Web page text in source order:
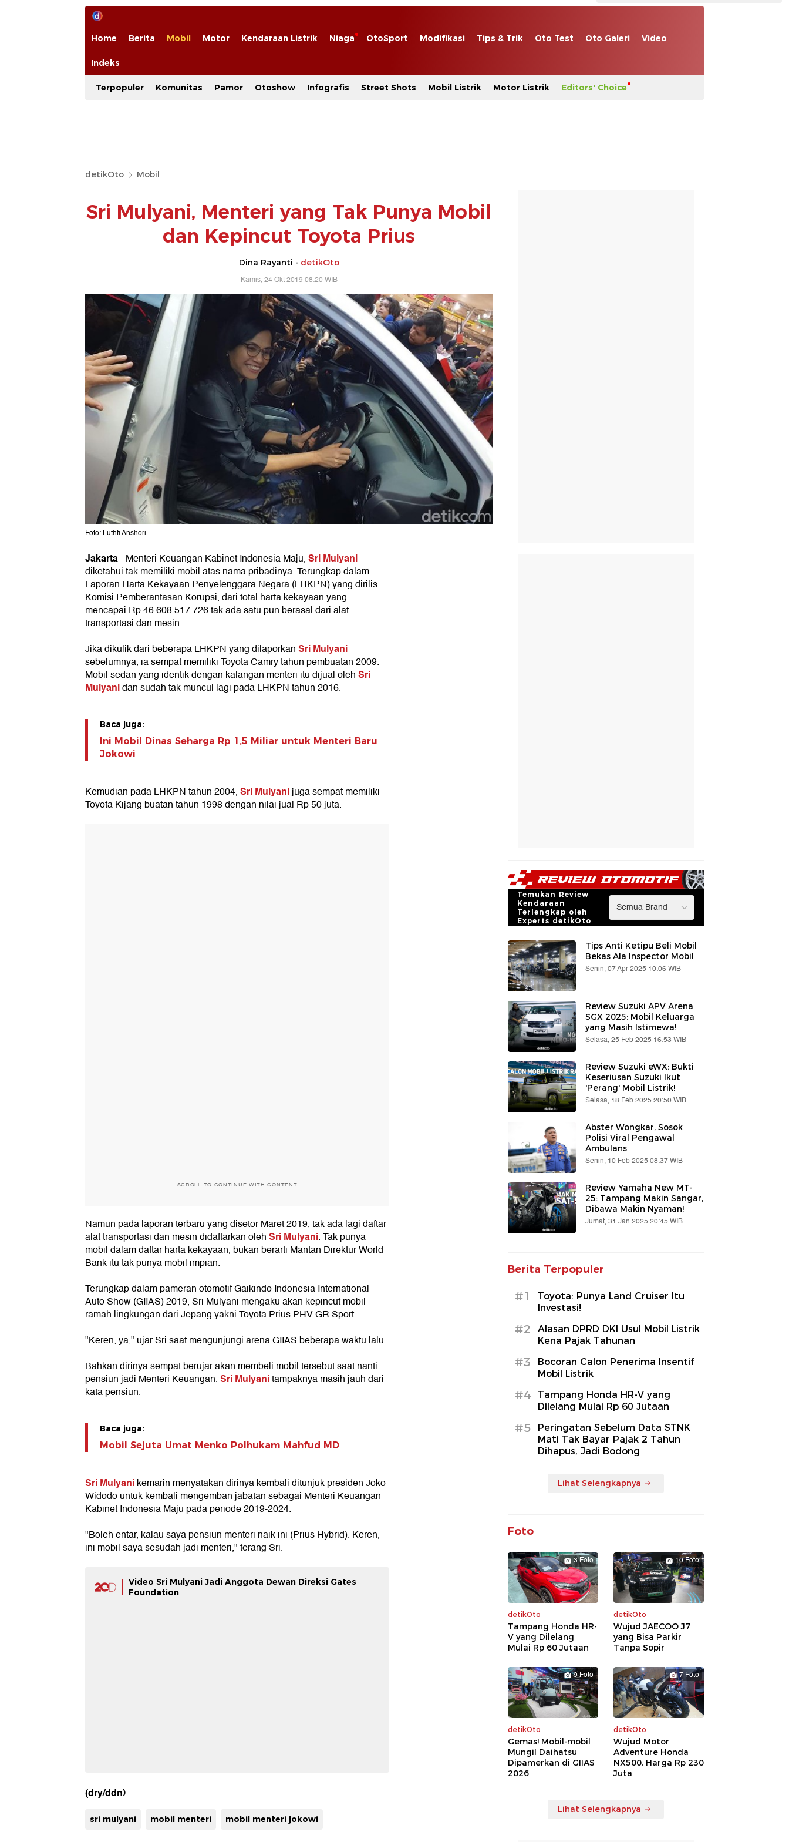
Home Berita Mobil Motor Kendaraan Listrik Niaga OtoSport Modifikasi Tips & Trik Oto Test Oto Galeri Video
Indeks
Terpopuler Komunitas Pamor Otoshow Infografis Street Shots Mobil Listrik Motor Listrik Editors' Choice
detikOto Mobil
Sri Mulyani, Menteri yang Tak Punya Mobil
dan Kepincut Toyota Prius
Dina Rayanti - detikOto
Kamis, 24 Okt 2019 08:20 WIB
Foto: Luthfi Anshori
Jakarta- Menteri Keuangan Kabinet Indonesia Maju,Sri Mulyani
diketahui tak memiliki mobil atas nama pribadinya. Terungkap dalam
Laporan Harta Kekayaan Penyelenggara Negara (LHKPN) yang dirilis
Komisi Pemberantasan Korupsi, dari total harta kekayaan yang
mencapai Rp 46.608.517.726 tak ada satu pun berasal dari alat
transportasi dan mesin.
Jika dikulik dari beberapa LHKPN yang dilaporkanSri Mulyani
sebelumnya, ia sempat memiliki Toyota Camry tahun pembuatan 2009.
Mobil sedan yang identik dengan kalangan menteri itu dijual olehSri
Mulyanidan sudah tak muncul lagi pada LHKPN tahun 2016.
Baca juga:
Ini Mobil Dinas Seharga Rp 1,5 Miliar untuk Menteri Baru
Jokowi
Kemudian pada LHKPN tahun 2004,Sri Mulyanijuga sempat memiliki
Toyota Kijang buatan tahun 1998 dengan nilai jual Rp 50 juta.
SCROLL TO CONTINUE WITH CONTENT
Namun pada laporan terbaru yang disetor Maret 2019, tak ada lagi daftar
alat transportasi dan mesin didaftarkan olehSri Mulyani. Tak punya
mobil dalam daftar harta kekayaan, bukan berarti Mantan Direktur World
Bank itu tak punya mobil impian.
Terungkap dalam pameran otomotif Gaikindo Indonesia International
Auto Show (GIIAS) 2019, Sri Mulyani mengaku akan kepincut mobil
ramah lingkungan dari Jepang yakni Toyota Prius PHV GR Sport.
"Keren, ya," ujar Sri saat mengunjungi arena GIIAS beberapa waktu lalu.
Bahkan dirinya sempat berujar akan membeli mobil tersebut saat nanti
pensiun jadi Menteri Keuangan.Sri Mulyanitampaknya masih jauh dari
kata pensiun.
Baca juga:
Mobil Sejuta Umat Menko Polhukam Mahfud MD
Sri Mulyanikemarin menyatakan dirinya kembali ditunjuk presiden Joko
Widodo untuk kembali mengemban jabatan sebagai Menteri Keuangan
Kabinet Indonesia Maju pada periode 2019-2024.
"Boleh entar, kalau saya pensiun menteri naik ini (Prius Hybrid). Keren,
ini mobil saya sesudah jadi menteri," terang Sri.
Video Sri Mulyani Jadi Anggota Dewan Direksi Gates
Foundation
(dry/ddn)
sri mulyani mobil menteri mobil menteri jokowi
Temukan Review
Kendaraan
Terlengkap oleh
Experts detikOto
Tips Anti Ketipu Beli Mobil
Bekas Ala Inspector Mobil
Senin, 07 Apr 2025 10:06 WIB
Review Suzuki APV Arena
SGX 2025: Mobil Keluarga
yang Masih Istimewa!
Selasa, 25 Feb 2025 16:53 WIB
Review Suzuki eWX: Bukti
Keseriusan Suzuki Ikut
'Perang' Mobil Listrik!
Selasa, 18 Feb 2025 20:50 WIB
Abster Wongkar, Sosok
Polisi Viral Pengawal
Ambulans
Senin, 10 Feb 2025 08:37 WIB
Review Yamaha New MT-
25: Tampang Makin Sangar,
Dibawa Makin Nyaman!
Jumat, 31 Jan 2025 20:45 WIB
Berita Terpopuler
#1
Toyota: Punya Land Cruiser Itu
Investasi!
#2
Alasan DPRD DKI Usul Mobil Listrik
Kena Pajak Tahunan
#3
Bocoran Calon Penerima Insentif
Mobil Listrik
#4
Tampang Honda HR-V yang
Dilelang Mulai Rp 60 Jutaan
#5
Peringatan Sebelum Data STNK
Mati Tak Bayar Pajak 2 Tahun
Dihapus, Jadi Bodong
Lihat Selengkapnya
Foto
3 Foto
detikOto
Tampang Honda HR-
V yang Dilelang
Mulai Rp 60 Jutaan
10 Foto
detikOto
Wujud JAECOO J7
yang Bisa Parkir
Tanpa Sopir
9 Foto
detikOto
Gemas! Mobil-mobil
Mungil Daihatsu
Dipamerkan di GIIAS
2026
7 Foto
detikOto
Wujud Motor
Adventure Honda
NX500, Harga Rp 230
Juta
Lihat Selengkapnya